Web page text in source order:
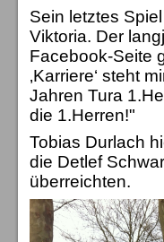
Sein letztes
Viktoria. Der
Facebook-Seite
‚Karriere‘ steht
Jahren Tura
die 1.Herren!"
Tobias Durlach
die Detlef
überreichten.